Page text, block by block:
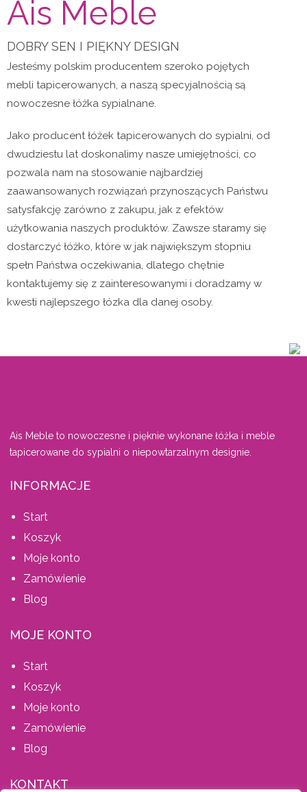
Ais Meble
DOBRY SEN I PIĘKNY DESIGN
Jesteśmy polskim producentem szeroko pojętych
mebli tapicerowanych, a naszą specyjalnością są
nowoczesne łóżka sypialnane.
Jako producent łóżek tapicerowanych do sypialni, od
dwudziestu lat doskonalimy nasze umiejętności, co
pozwala nam na stosowanie najbardziej
zaawansowanych rozwiązań przynoszących Państwu
satysfakcję zarówno z zakupu, jak z efektów
użytkowania naszych produktów. Zawsze staramy się
dostarczyć łóżko, które w jak największym stopniu
spełn Państwa oczekiwania, dlatego chętnie
kontaktujemy się z zainteresowanymi i doradzamy w
kwesti najlepszego łózka dla danej osoby.
Ais Meble to nowoczesne i pięknie wykonane łóżka i meble
tapicerowane do sypialni o niepowtarzalnym designie.
INFORMACJE
Start
Koszyk
Moje konto
Zamówienie
Blog
MOJE KONTO
Start
Koszyk
Moje konto
Zamówienie
Blog
KONTAKT